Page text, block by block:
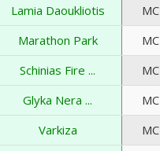
Lamia Daoukliotis
MC
Marathon Park
MC
Schinias Fire ...
MC
Glyka Nera ...
MC
Varkiza
MC